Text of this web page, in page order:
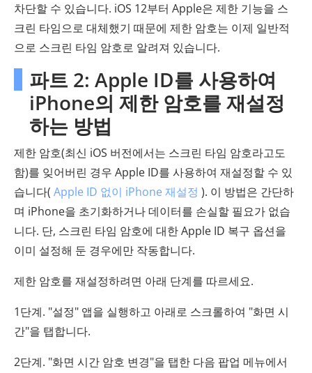
차단할 수 있습니다. iOS 12부터 Apple은 제한 기능을 스
크린 타임으로 대체했기 때문에 제한 암호는 이제 일반적
으로 스크린 타임 암호로 알려져 있습니다.
파트 2: Apple ID를 사용하여
iPhone의 제한 암호를 재설정
하는 방법
제한 암호(최신 iOS 버전에서는 스크린 타임 암호라고도
함)를 잊어버린 경우 Apple ID를 사용하여 재설정할 수 있
습니다( Apple ID 없이 iPhone 재설정 ). 이 방법은 간단하
며 iPhone을 초기화하거나 데이터를 손실할 필요가 없습
니다. 단, 스크린 타임 암호에 대한 Apple ID 복구 옵션을
이미 설정해 둔 경우에만 작동합니다.
제한 암호를 재설정하려면 아래 단계를 따르세요.
1단계. "설정" 앱을 실행하고 아래로 스크롤하여 "화면 시
간"을 탭합니다.
2단계. "화면 시간 암호 변경"을 탭한 다음 팝업 메뉴에서